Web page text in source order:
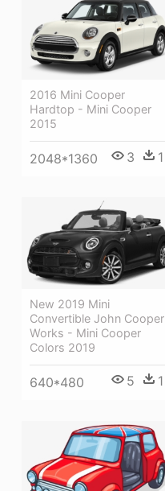
2016 Mini Cooper
Hardtop - Mini Cooper
2015
2048*1360 3 1
New 2019 Mini
Convertible John Cooper
Works - Mini Cooper
Colors 2019
640*480 5 1